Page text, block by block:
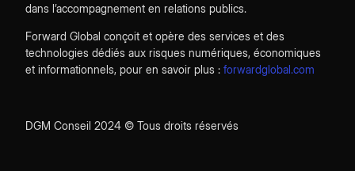
dans l’accompagnement en relations publics.
Forward Global conçoit et opère des services et des
technologies dédiés aux risques numériques, économiques
et informationnels, pour en savoir plus :forwardglobal.com
DGM Conseil 2024 © Tous droits réservés